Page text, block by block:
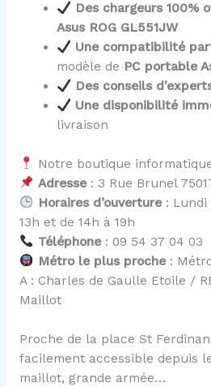
Des chargeurs 100%
Asus ROG GL551JW
Une compatibilité
modèle de PC portable
Des conseils
Une disponibilité
livraison
Notre boutique
Adresse: 3 Rue Brunel
Horaires d’ouverture: Lundi
13h et de 14h à 19h
Téléphone: 09 54 37 04 03
Métro le plus proche: Métro
A : Charles de Gaulle Etoile /
Maillot
Proche de la place St
facilement accessible depuis
maillot, grande armée…